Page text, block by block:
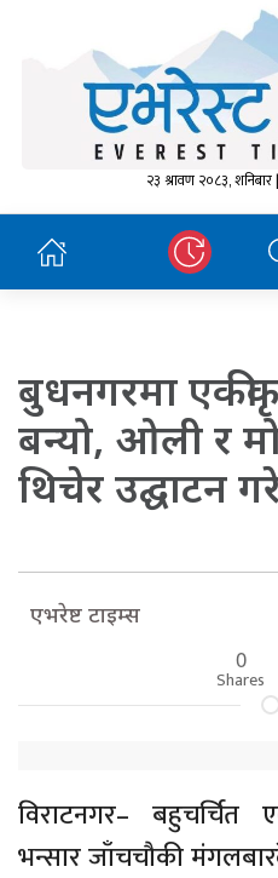
२३ श्रावण २०८३,
बुधनगरमा
बन्यो, ओली र
थिचेर उद्घाटन
एभरेष्ट टाइम्स
0
Shares
विराटनगर– बहुचर्चित
भन्सार जाँचचौकी